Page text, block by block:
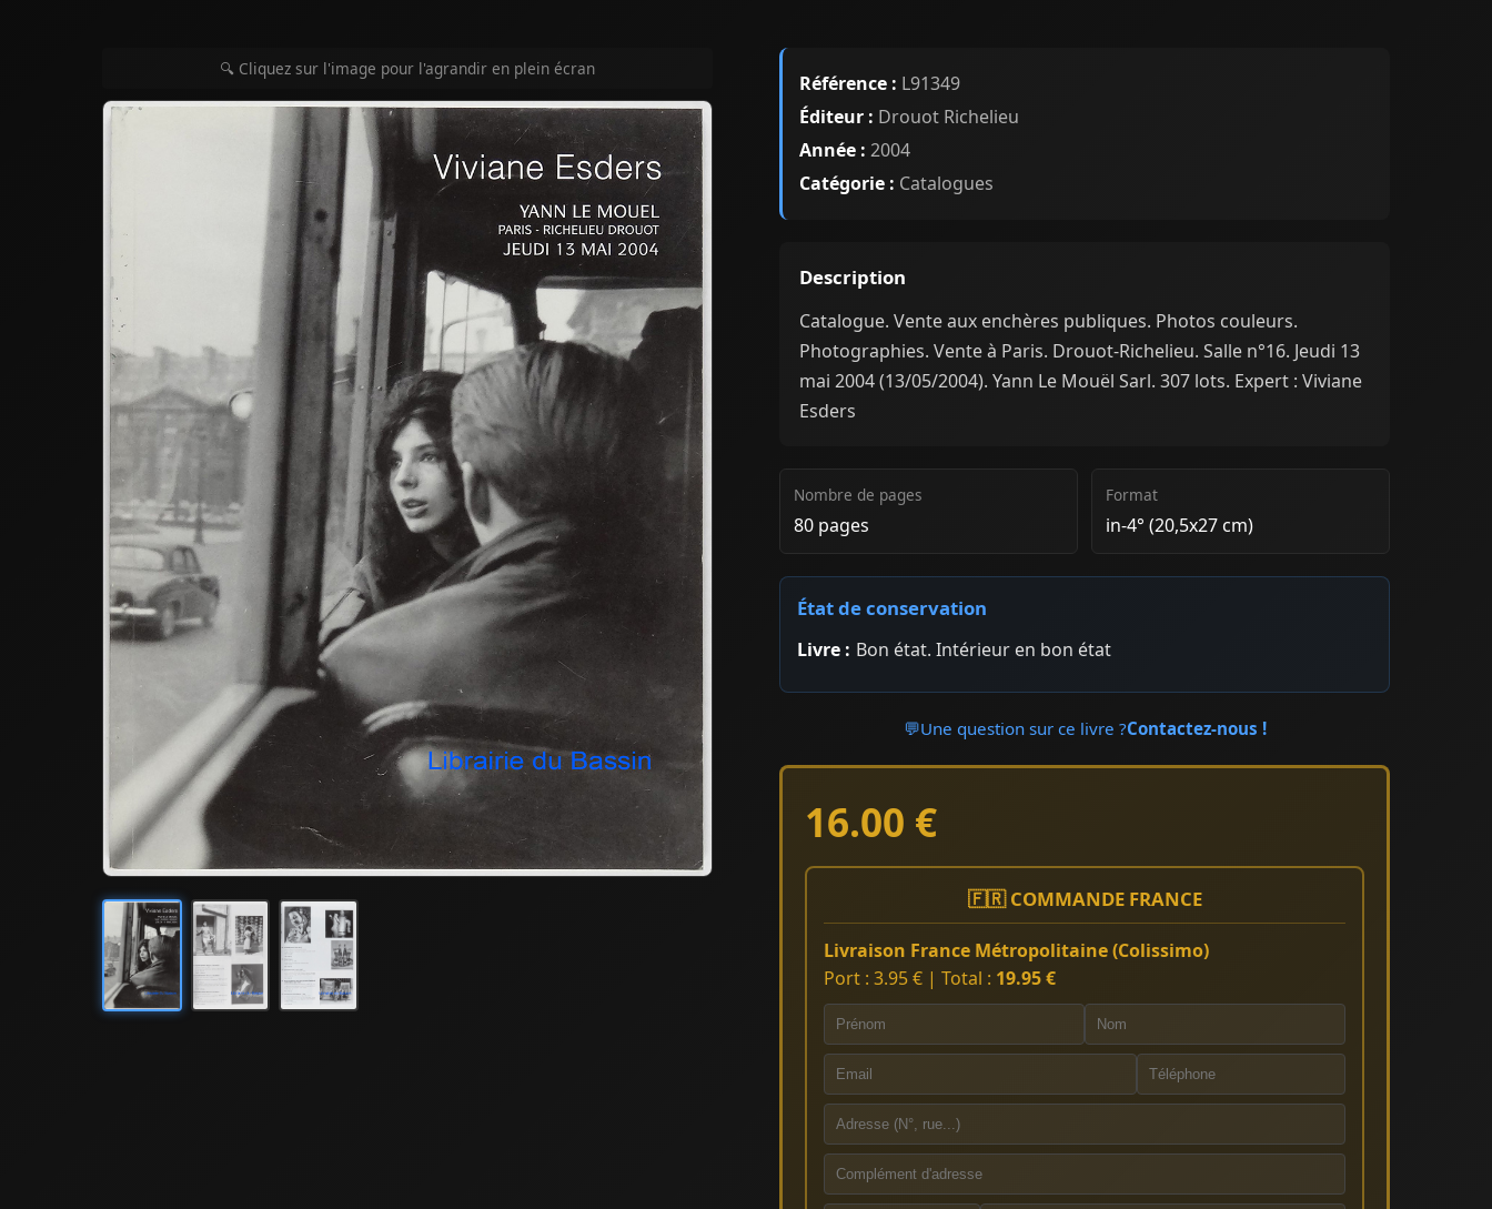
🔍 Cliquez sur l'image pour l'agrandir en plein écran
Référence : L91349
Éditeur : Drouot Richelieu
Année : 2004
Catégorie : Catalogues
Description
Catalogue. Vente aux enchères publiques. Photos couleurs.
Photographies. Vente à Paris. Drouot-Richelieu. Salle n°16. Jeudi 13
mai 2004 (13/05/2004). Yann Le Mouël Sarl. 307 lots. Expert : Viviane
Esders
Nombre de pages
80 pages
Format
in-4° (20,5x27 cm)
État de conservation
Livre : Bon état. Intérieur en bon état
💬Une question sur ce livre ?Contactez-nous !
16.00 €
🇫🇷 COMMANDE FRANCE
Livraison France Métropolitaine (Colissimo)
Port : 3.95 € | Total : 19.95 €